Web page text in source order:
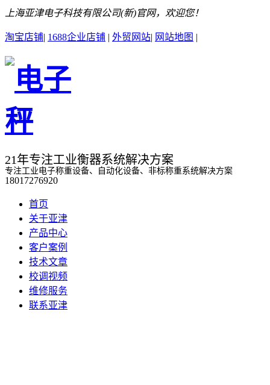
上海亚津电子科技有限公司(新)官网，欢迎您！
淘宝店铺| 1688企业店铺 | 外贸网站| 网站地图 |
21年专注工业衡器系统解决方案
专注工业电子称重设备、自动化设备、非标称重系统解决方案
18017276920
首页
关于亚津
产品中心
客户案例
技术文章
校调视频
维修服务
联系亚津